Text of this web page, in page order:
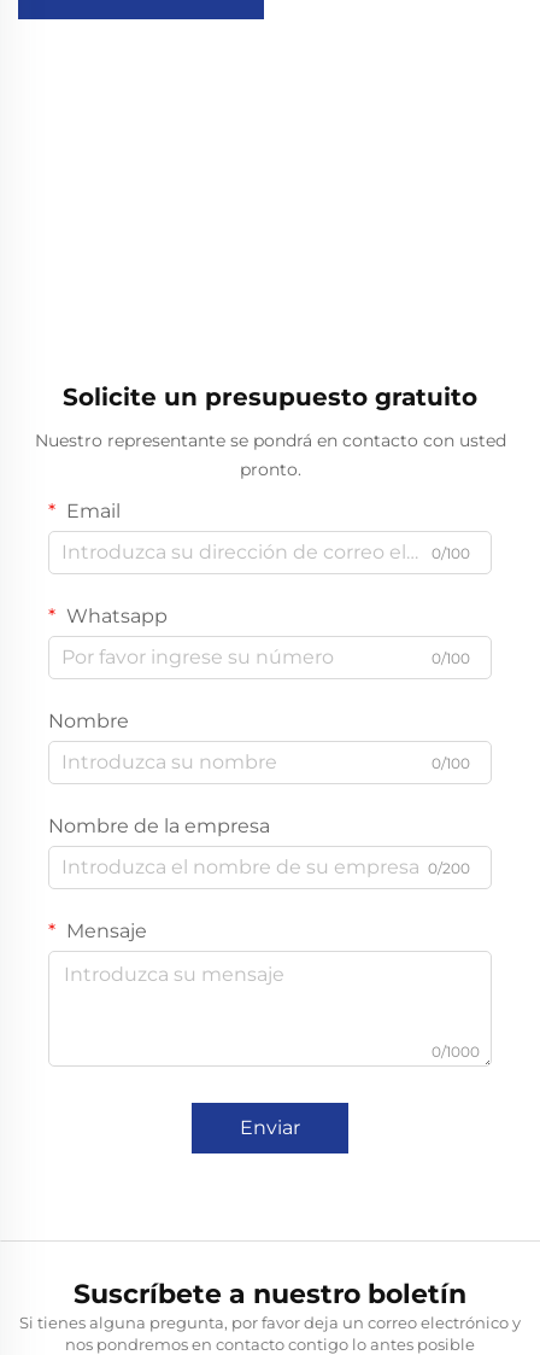
Solicite un presupuesto gratuito
Nuestro representante se pondrá en contacto con usted
pronto.
Email
0/100
Whatsapp
0/100
Nombre
0/100
Nombre de la empresa
0/200
Mensaje
0/1000
Enviar
Suscríbete a nuestro boletín
Si tienes alguna pregunta, por favor deja un correo electrónico y
nos pondremos en contacto contigo lo antes posible